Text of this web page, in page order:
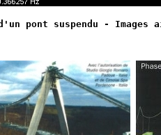
pont suspendu - Images